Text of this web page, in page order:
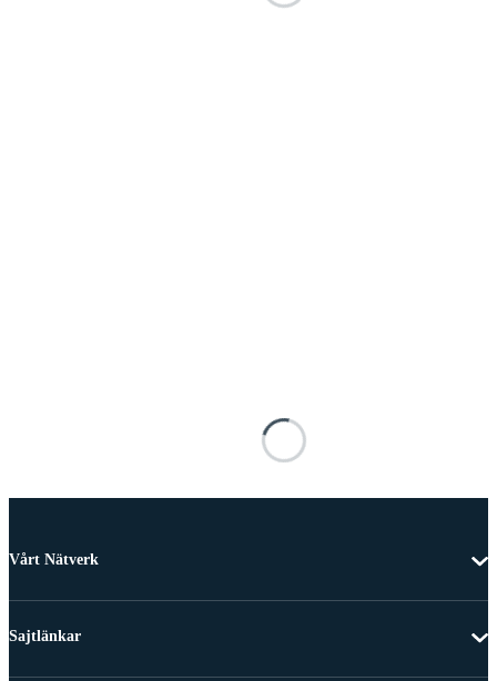
Vårt Nätverk
Sajtlänkar